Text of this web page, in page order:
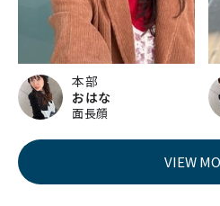
本部
おはな
面長顔
VIEW